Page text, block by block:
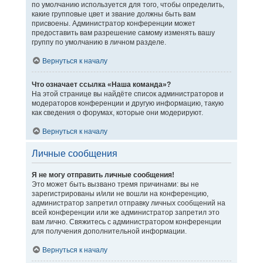
по умолчанию используется для того, чтобы определить,
какие групповые цвет и звание должны быть вам
присвоены. Администратор конференции может
предоставить вам разрешение самому изменять вашу
группу по умолчанию в личном разделе.
Вернуться к началу
Что означает ссылка «Наша команда»?
На этой странице вы найдёте список администраторов и
модераторов конференции и другую информацию, такую
как сведения о форумах, которые они модерируют.
Вернуться к началу
Личные сообщения
Я не могу отправить личные сообщения!
Это может быть вызвано тремя причинами: вы не
зарегистрированы и/или не вошли на конференцию,
администратор запретил отправку личных сообщений на
всей конференции или же администратор запретил это
вам лично. Свяжитесь с администратором конференции
для получения дополнительной информации.
Вернуться к началу